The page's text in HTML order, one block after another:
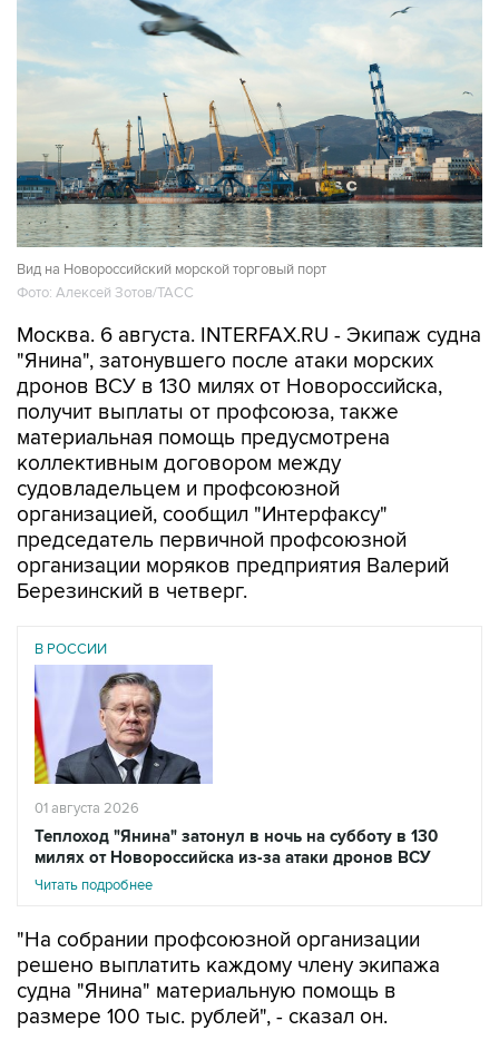
Вид на Новороссийский морской торговый порт
Фото: Алексей Зотов/ТАСС
Москва. 6 августа. INTERFAX.RU - Экипаж судна
"Янина", затонувшего после атаки морских
дронов ВСУ в 130 милях от Новороссийска,
получит выплаты от профсоюза, также
материальная помощь предусмотрена
коллективным договором между
судовладельцем и профсоюзной
организацией, сообщил "Интерфаксу"
председатель первичной профсоюзной
организации моряков предприятия Валерий
Березинский в четверг.
В РОССИИ
01 августа 2026
Теплоход "Янина" затонул в ночь на субботу в 130
милях от Новороссийска из-за атаки дронов ВСУ
Читать подробнее
"На собрании профсоюзной организации
решено выплатить каждому члену экипажа
судна "Янина" материальную помощь в
размере 100 тыс. рублей", - сказал он.